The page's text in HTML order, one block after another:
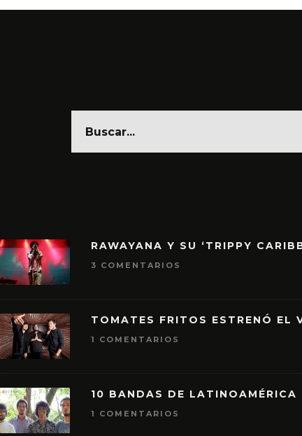
RAWAYANA Y SU ‘TRIPPY
3 COMENTARIOS
TOMATES FRITOS ESTRENÓ EL
1 COMENTARIOS
10 BANDAS DE LATINOAMÉRICA
1 COMENTARIOS